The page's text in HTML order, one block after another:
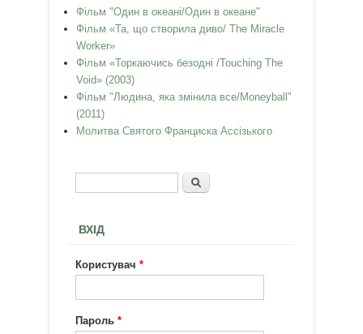
Фільм "Один в океані/Один в океане"
Фільм «Та, що створила диво/ The Miracle
Worker»
Фільм «Торкаючись безодні /Touching The
Void» (2003)
Фільм "Людина, яка змінила все/Moneyball"
(2011)
Молитва Святого Франциска Ассізького
Пошукова форма
Пошук
ВХІД
Користувач*
Пароль*